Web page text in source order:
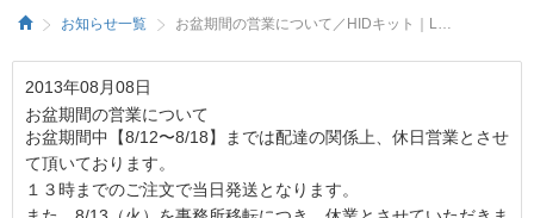
お知らせ一覧 お盆期間の営業について／HIDキット｜LEDヘッドライト販売のスフィアライト
2013年08月08日
お盆期間の営業について
お盆期間中【8/12〜8/18】までは配達の関係上、休日営業とさせ
て頂いております。
１３時までのご注文で当日発送となります。